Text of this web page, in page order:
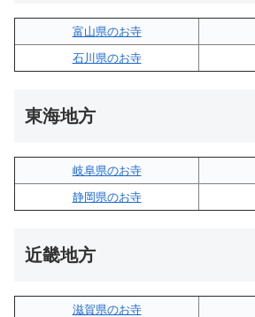
富山県のお寺
石川県のお寺
東海地方
岐阜県のお寺
静岡県のお寺
近畿地方
滋賀県のお寺